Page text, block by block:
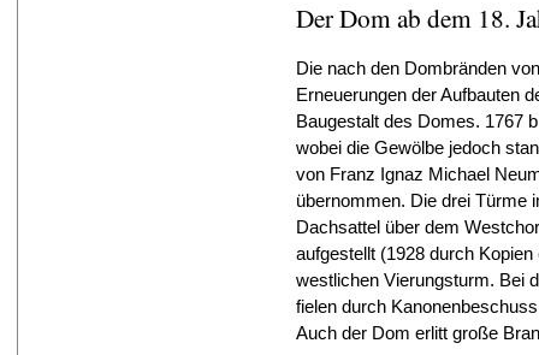
Der Dom ab dem 18.
Die nach den Dombränden
Erneuerungen der Aufbauten
Baugestalt des Domes. 1767
wobei die Gewölbe jedoch
von Franz Ignaz Michael
übernommen. Die drei Türme
Dachsattel über dem
aufgestellt (1928 durch
westlichen Vierungsturm. Bei
fielen durch
Auch der Dom erlitt große